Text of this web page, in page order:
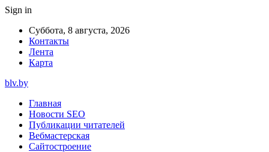
Sign in
Суббота, 8 августа, 2026
Контакты
Лента
Карта
blv.by
Главная
Новости SEO
Публикации читателей
Вебмастерская
Сайтостроение